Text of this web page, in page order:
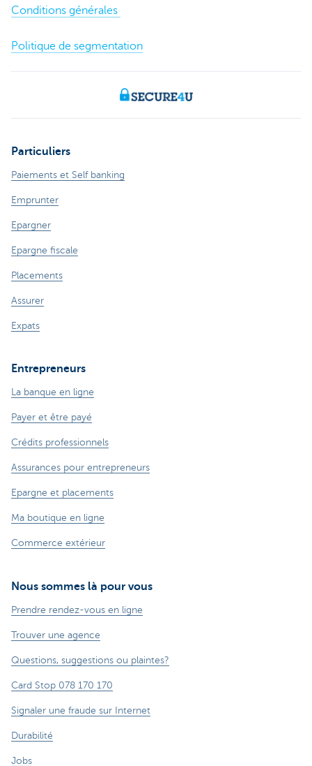
Conditions générales
Politique de segmentation
Particuliers
Paiements et Self banking
Emprunter
Epargner
Epargne fiscale
Placements
Assurer
Expats
Entrepreneurs
La banque en ligne
Payer et être payé
Crédits professionnels
Assurances pour entrepreneurs
Epargne et placements
Ma boutique en ligne
Commerce extérieur
Nous sommes là pour vous
Prendre rendez-vous en ligne
Trouver une agence
Questions, suggestions ou plaintes?
Card Stop 078 170 170
Signaler une fraude sur Internet
Durabilité
Jobs